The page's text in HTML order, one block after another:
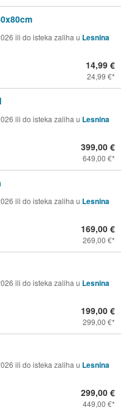
ili do isteka zaliha u Lesnina
14,99 €
24,99 €
ili do isteka zaliha u Lesnina
399,00 €
649,00 €
ili do isteka zaliha u Lesnina
169,00 €
269,00 €
ili do isteka zaliha u Lesnina
199,00 €
299,00 €
ili do isteka zaliha u Lesnina
299,00 €
449,00 €